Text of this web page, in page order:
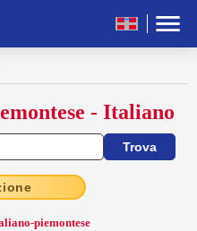
- Italiano
piemontese